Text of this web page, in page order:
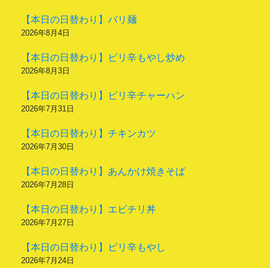
【本日の日替わり】バリ麺
2026年8月4日
【本日の日替わり】ピリ辛もやし炒め
2026年8月3日
【本日の日替わり】ピリ辛チャーハン
2026年7月31日
【本日の日替わり】チキンカツ
2026年7月30日
【本日の日替わり】あんかけ焼きそば
2026年7月28日
【本日の日替わり】エビチリ丼
2026年7月27日
【本日の日替わり】ピリ辛もやし
2026年7月24日